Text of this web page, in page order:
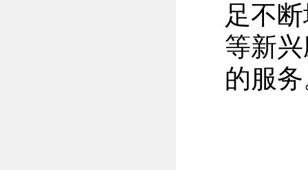
足不
等新
的服